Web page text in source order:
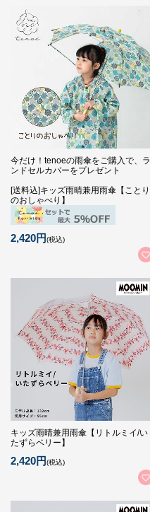
今だけ！tenoeの雨傘をご購入で、ラ
ンドセルカバーをプレゼント
[送料込]キッズ雨晴兼用雨傘【ことり
のおしゃべり】
2,420円(税込)
キッズ雨晴兼用雨傘【リトルミイ/い
たずらベリー】
2,420円(税込)